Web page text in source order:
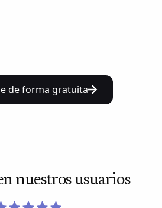
de forma gratuita
nuestros usuarios